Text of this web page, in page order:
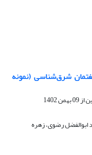
شرق‌شناسی (نمونه
از09 بهمن 1402
رضوی، زهره